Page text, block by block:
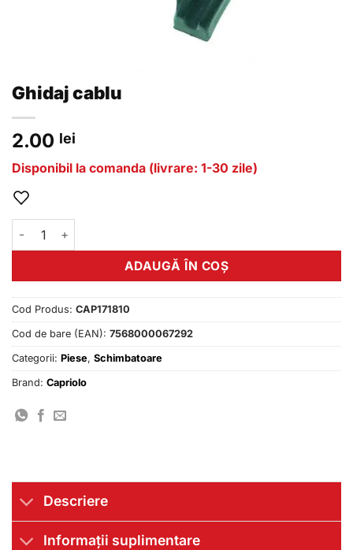
Ghidaj cablu
2.00 lei
Disponibil la comanda (livrare: 1-30 zile)
Cantitate Ghidaj cablu
ADAUGĂ ÎN COȘ
Cod Produs: CAP171810
Cod de bare (EAN): 7568000067292
Categorii: Piese, Schimbatoare
Brand: Capriolo
Descriere
Informații suplimentare